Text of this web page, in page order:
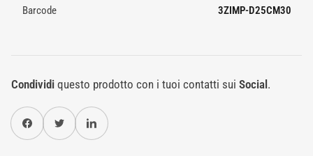
Barcode 3ZIMP-D25CM30
Condividiquesto prodotto con i tuoi contatti sui Social .
Condividi su FacebookTwitterCondividi su Pinterest